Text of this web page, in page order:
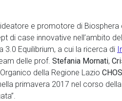
e promotore di
di case innovative nell’ambito
3.0 Equilibrium, a cui la ricerca di
delle prof. Stefania Mornati,
della Regione Lazio
primavera 2017 nel corso